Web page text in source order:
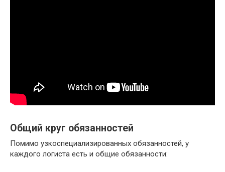
Общий круг обязанностей
Помимо узкоспециализированных обязанностей, у
каждого логиста есть и общие обязанности: